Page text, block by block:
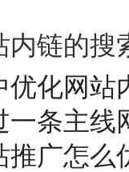
的搜
网站内
一条主线
推广怎么